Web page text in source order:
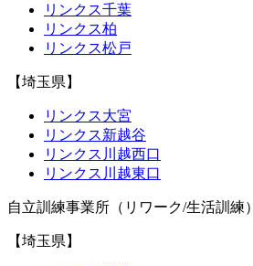
リンクス千葉
リンクス柏
リンクス松戸
【埼玉県】
リンクス大宮
リンクス新越谷
リンクス川越西口
リンクス川越東口
自立訓練事業所（リワーク/生活訓練）
【埼玉県】